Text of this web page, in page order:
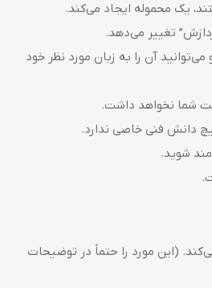
یک محموله ایجاد می‌کند.
تغییر می‌دهد.
آن را به زبان مورد نظر خود
شما نخواهد داشت.
دانش فنی خاصی ندارد.
شوید.
(این مورد را حتماً در توضیحات